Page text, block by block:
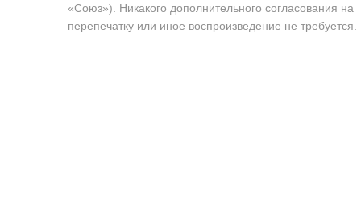
«Союз»). Никакого дополнительного согласования на
перепечатку или иное воспроизведение не требуется.